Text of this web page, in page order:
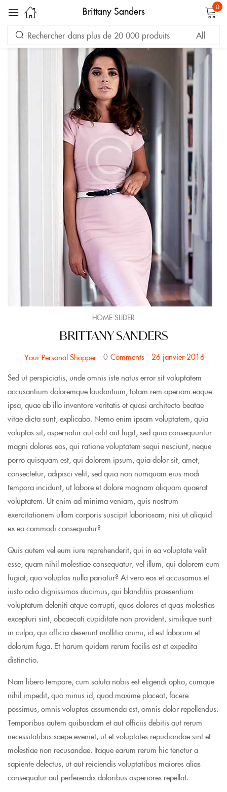
Brittany Sanders 0
HOME SLIDER
BRITTANY SANDERS
Your Personal Shopper 0 Comments
26 janvier 2016
Sed ut perspiciatis, unde omnis iste natus error sit voluptatem
accusantium doloremque laudantium, totam rem aperiam eaque
ipsa, quae ab illo inventore veritatis et quasi architecto beatae
vitae dicta sunt, explicabo. Nemo enim ipsam voluptatem, quia
voluptas sit, aspernatur aut odit aut fugit, sed quia consequuntur
magni dolores eos, qui ratione voluptatem sequi nesciunt, neque
porro quisquam est, qui dolorem ipsum, quia dolor sit, amet,
consectetur, adipisci velit, sed quia non numquam eius modi
tempora incidunt, ut labore et dolore magnam aliquam quaerat
voluptatem. Ut enim ad minima veniam, quis nostrum
exercitationem ullam corporis suscipit laboriosam, nisi ut aliquid
ex ea commodi consequatur?
Quis autem vel eum iure reprehenderit, qui in ea voluptate velit
esse, quam nihil molestiae consequatur, vel illum, qui dolorem eum
fugiat, quo voluptas nulla pariatur? At vero eos et accusamus et
iusto odio dignissimos ducimus, qui blanditiis praesentium
voluptatum deleniti atque corrupti, quos dolores et quas molestias
excepturi sint, obcaecati cupiditate non provident, similique sunt
in culpa, qui officia deserunt mollitia animi, id est laborum et
dolorum fuga. Et harum quidem rerum facilis est et expedita
distinctio.
Nam libero tempore, cum soluta nobis est eligendi optio, cumque
nihil impedit, quo minus id, quod maxime placeat, facere
possimus, omnis voluptas assumenda est, omnis dolor repellendus.
Temporibus autem quibusdam et aut officiis debitis aut rerum
necessitatibus saepe eveniet, ut et voluptates repudiandae sint et
molestiae non recusandae. Itaque earum rerum hic tenetur a
sapiente delectus, ut aut reiciendis voluptatibus maiores alias
consequatur aut perferendis doloribus asperiores repellat.
Sign in
Remember me Lost password?
LOG IN
CREATE AN ACCOUNT